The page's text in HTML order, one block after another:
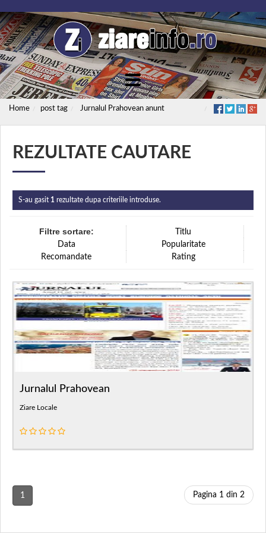
Home post tag Jurnalul Prahovean anunt
REZULTATE CAUTARE
S-au gasit 1 rezultate dupa criteriile introduse.
Filtre sortare:
Titlu
Data
Popularitate
Recomandate
Rating
Jurnalul Prahovean
Ziare Locale
1 Pagina 1 din 2